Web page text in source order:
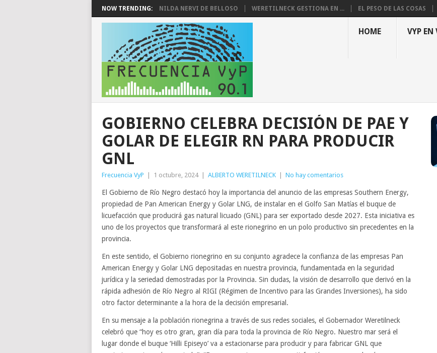
NOW TRENDING: NILDA NERVI DE BELLOSO WERETILNECK GESTIONA EN ... EL PESO DE LAS COSAS
HOME VYP EN
GOBIERNO CELEBRA DECISIÓN DE PAE Y
GOLAR DE ELEGIR RN PARA PRODUCIR
GNL
Frecuencia VyP 1 octubre, 2024 ALBERTO WERETILNECK No hay comentarios
El Gobierno de Río Negro destacó hoy la importancia del anuncio de las empresas Southern Energy,
propiedad de Pan American Energy y Golar LNG, de instalar en el Golfo San Matías el buque de
licuefacción que producirá gas natural licuado (GNL) para ser exportado desde 2027. Esta iniciativa es
uno de los proyectos que transformará al este rionegrino en un polo productivo sin precedentes en la
provincia.
En este sentido, el Gobierno rionegrino en su conjunto agradece la confianza de las empresas Pan
American Energy y Golar LNG depositadas en nuestra provincia, fundamentada en la seguridad
jurídica y la seriedad demostradas por la Provincia. Sin dudas, la visión de desarrollo que derivó en la
rápida adhesión de Río Negro al RIGI (Régimen de Incentivo para las Grandes Inversiones), ha sido
otro factor determinante a la hora de la decisión empresarial.
En su mensaje a la población rionegrina a través de sus redes sociales, el Gobernador Weretilneck
celebró que “hoy es otro gran, gran día para toda la provincia de Río Negro. Nuestro mar será el
lugar donde el buque ‘Hilli Episeyo’ va a estacionarse para producir y para fabricar GNL que